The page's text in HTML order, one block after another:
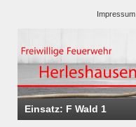
Impressum
Einsatz: F Wald 1